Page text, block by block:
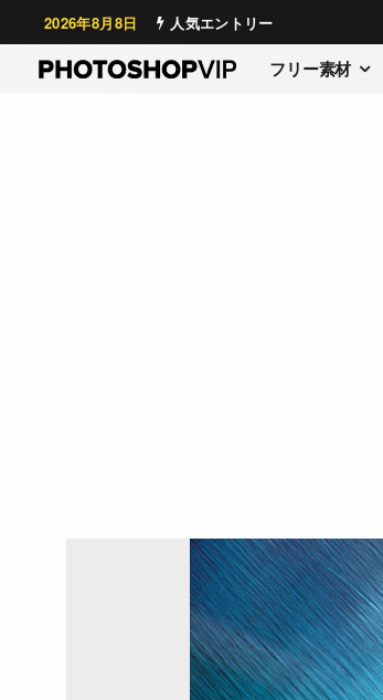
2026年8月8日 人気エントリー
フリー素材